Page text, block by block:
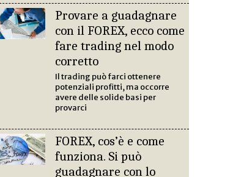
Provare a guadagnare
con il FOREX, ecco come
fare trading nel modo
corretto
Il trading può farci ottenere
potenziali profitti, ma occorre
avere delle solide basi per
provarci
FOREX, cos’è e come
funziona. Si può
guadagnare con lo